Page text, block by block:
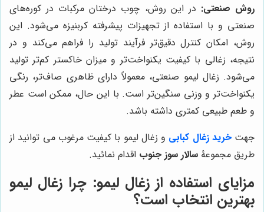
روش صنعتی: در این روش، چوب درختان مرکبات در کوره‌های
صنعتی و با استفاده از تجهیزات پیشرفته کربنیزه می‌شود. این
روش، امکان کنترل دقیق‌تر فرآیند تولید را فراهم می‌کند و در
نتیجه، زغالی با کیفیت یکنواخت‌تر و میزان خاکستر کم‌تر تولید
می‌شود. زغال لیمو صنعتی، معمولاً دارای ظاهری صاف‌تر، رنگی
یکنواخت‌تر و وزنی سنگین‌تر است. با این حال، ممکن است عطر
و طعم طبیعی کمتری داشته باشد.
جهتخرید زغال کبابی و زغال لیمو با کیفیت مرغوب می توانید از
طریق مجموعۀ سالار سوز جنوب اقدام نمائید.
مزایای استفاده از زغال لیمو: چرا زغال لیمو
بهترین انتخاب است؟